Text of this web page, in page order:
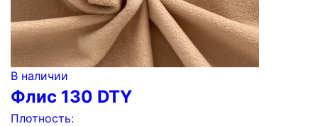
В наличии
Флис 130 DTY
Плотность: